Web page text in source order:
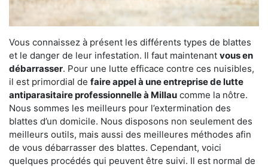
Vous connaissez à présent les différents types de blattes
et le danger de leur infestation. Il faut maintenant vous en
débarrasser. Pour une lutte efficace contre ces nuisibles,
il est primordial de faire appel à une entreprise de lutte
antiparasitaire professionnelle à Millau comme la nôtre.
Nous sommes les meilleurs pour l’extermination des
blattes d’un domicile. Nous disposons non seulement des
meilleurs outils, mais aussi des meilleures méthodes afin
de vous débarrasser des blattes. Cependant, voici
quelques procédés qui peuvent être suivi. Il est normal de